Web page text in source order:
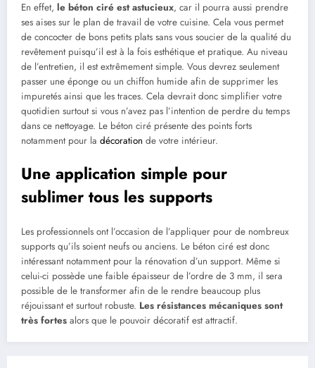
En effet, le béton ciré est astucieux, car il pourra aussi prendre
ses aises sur le plan de travail de votre cuisine. Cela vous permet
de concocter de bons petits plats sans vous soucier de la qualité du
revêtement puisqu’il est à la fois esthétique et pratique. Au niveau
de l’entretien, il est extrêmement simple. Vous devrez seulement
passer une éponge ou un chiffon humide afin de supprimer les
impuretés ainsi que les traces. Cela devrait donc simplifier votre
quotidien surtout si vous n’avez pas l’intention de perdre du temps
dans ce nettoyage. Le béton ciré présente des points forts
notamment pour la décoration de votre intérieur.
Une application simple pour
sublimer tous les supports
Les professionnels ont l’occasion de l’appliquer pour de nombreux
supports qu’ils soient neufs ou anciens. Le béton ciré est donc
intéressant notamment pour la rénovation d’un support. Même si
celui-ci possède une faible épaisseur de l’ordre de 3 mm, il sera
possible de le transformer afin de le rendre beaucoup plus
réjouissant et surtout robuste. Les résistances mécaniques sont
très fortes alors que le pouvoir décoratif est attractif.